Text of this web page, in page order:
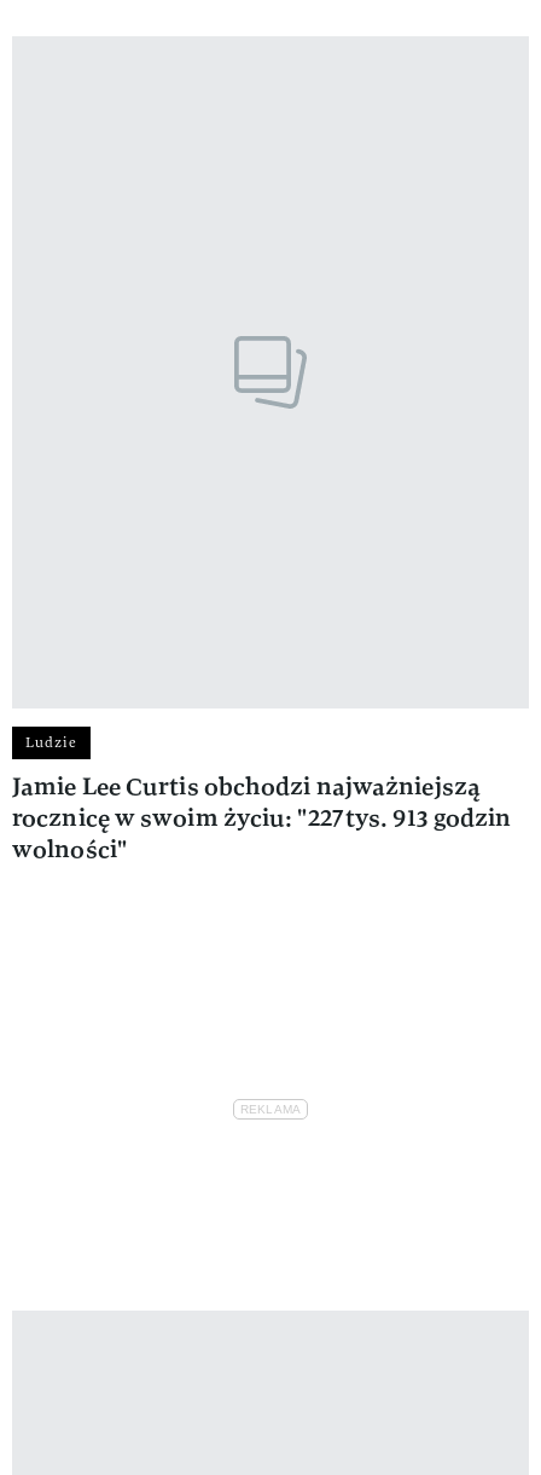
Ludzie
Jamie Lee Curtis obchodzi najważniejszą
rocznicę w swoim życiu: "227 tys. 913 godzin
wolności"